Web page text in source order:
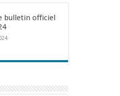
bulletin officiel